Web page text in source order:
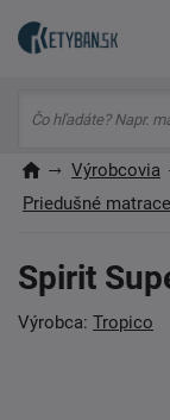
Výrobcovia
Priedušné
Spirit
Výrobca: Tropico